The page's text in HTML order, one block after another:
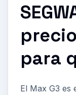
para
El Max G3 es